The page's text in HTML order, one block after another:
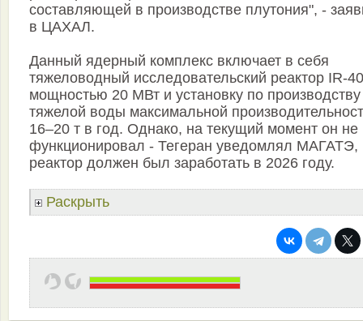
составляющей в производстве плутония", -
в ЦАХАЛ.
Данный ядерный комплекс включает в себя
тяжеловодный исследовательский реактор IR-40
мощностью 20 МВт и установку по производству
тяжелой воды максимальной
16–20 т в год. Однако, на текущий момент он не
функционировал - Тегеран уведомлял МАГАТЭ,
реактор должен был заработать в 2026 году.
Раскрыть